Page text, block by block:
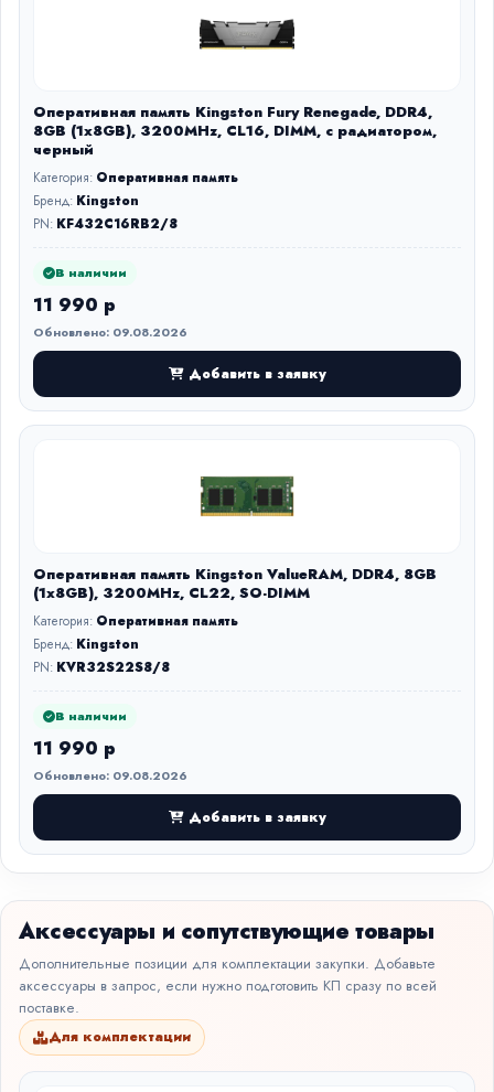
Оперативная память Kingston Fury Renegade, DDR4,
8GB (1x8GB), 3200MHz, CL16, DIMM, с радиатором,
черный
Категория: Оперативная память
Бренд: Kingston
PN: KF432C16RB2/8
В наличии
11 990 р
Обновлено: 09.08.2026
Добавить в заявку
Оперативная память Kingston ValueRAM, DDR4, 8GB
(1x8GB), 3200MHz, CL22, SO-DIMM
Категория: Оперативная память
Бренд: Kingston
PN: KVR32S22S8/8
В наличии
11 990 р
Обновлено: 09.08.2026
Добавить в заявку
Аксессуары и сопутствующие товары
Дополнительные позиции для комплектации закупки. Добавьте
аксессуары в запрос, если нужно подготовить КП сразу по всей
поставке.
Для комплектации